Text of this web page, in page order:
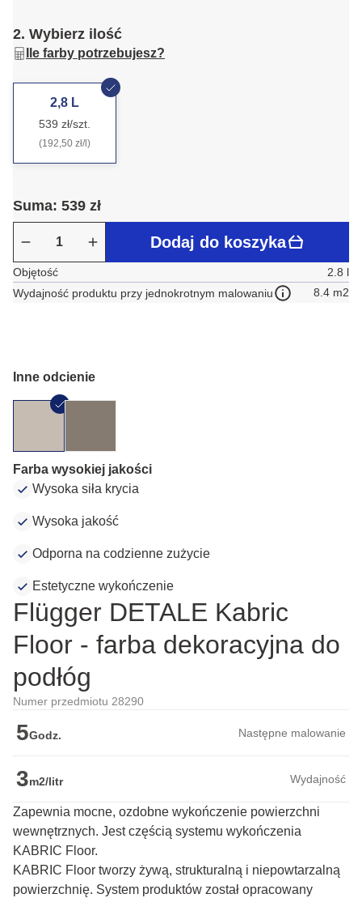
2. Wybierz ilość
Ile farby potrzebujesz?
2,8 L
539 zł/szt.
(192,50 zł/l)
Suma: 539 zł
Dodaj do koszyka
Objętość
2.8 l
Wydajność produktu przy jednokrotnym malowaniu
8.4 m2
Inne odcienie
Farba wysokiej jakości
Wysoka siła krycia
Wysoka jakość
Odporna na codzienne zużycie
Estetyczne wykończenie
Flügger DETALE Kabric
Floor - farba dekoracyjna do
podłóg
Numer przedmiotu 28290
5Godz. Następne malowanie
3m2/litr Wydajność
Zapewnia mocne, ozdobne wykończenie powierzchni
wewnętrznych. Jest częścią systemu wykończenia
KABRIC Floor.
KABRIC Floor tworzy żywą, strukturalną i niepowtarzalną
powierzchnię. System produktów został opracowany